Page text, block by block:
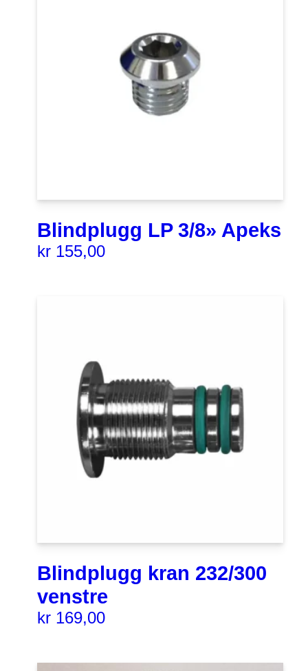
Blindplugg LP 3/8» Apeks
kr 155,00
Blindplugg kran 232/300
venstre
kr 169,00